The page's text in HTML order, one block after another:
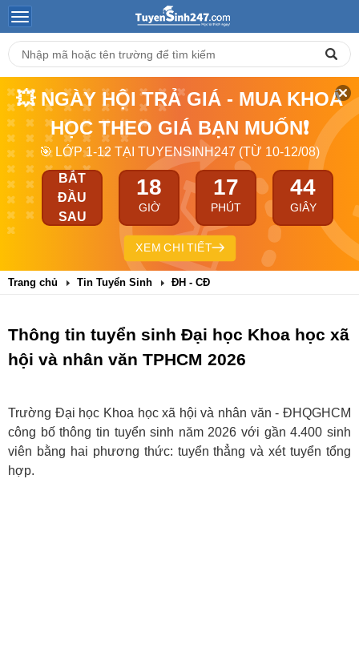
💥 NGÀY HỘI TRẢ GIÁ - MUA KHOÁ
HỌC THEO GIÁ BẠN MUỐN❗
🎯 LỚP 1-12 TẠI TUYENSINH247 (TỪ 10-12/08)
BẮT
ĐẦU
SAU
18
GIỜ
17
PHÚT
43
GIÂY
XEM CHI TIẾT
Trang chủ Tin Tuyển Sinh ĐH - CĐ
Thông tin tuyển sinh Đại học Khoa học xã
hội và nhân văn TPHCM 2026
Trường Đại học Khoa học xã hội và nhân văn - ĐHQGHCM
công bố thông tin tuyển sinh năm 2026 với gần 4.400 sinh
viên bằng hai phương thức: tuyển thẳng và xét tuyển tổng
hợp.